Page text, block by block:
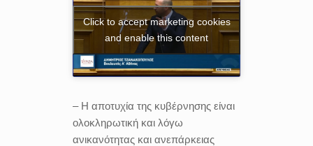
Click to accept marketing cookies
and enable this content
– Η αποτυχία της κυβέρνησης είναι
ολοκληρωτική και λόγω
ανικανότητας και ανεπάρκειας